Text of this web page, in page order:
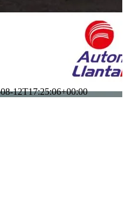
12T17:25:06+00:00